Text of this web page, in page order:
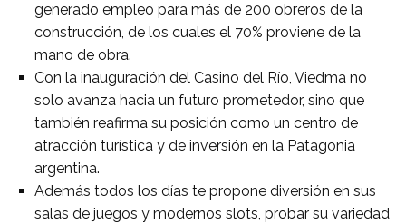
generado empleo para más de 200 obreros de la
construcción, de los cuales el 70% proviene de la
mano de obra.
Con la inauguración del Casino del Río, Viedma no
solo avanza hacia un futuro prometedor, sino que
también reafirma su posición como un centro de
atracción turística y de inversión en la Patagonia
argentina.
Además todos los días te propone diversión en sus
salas de juegos y modernos slots, probar su variedad